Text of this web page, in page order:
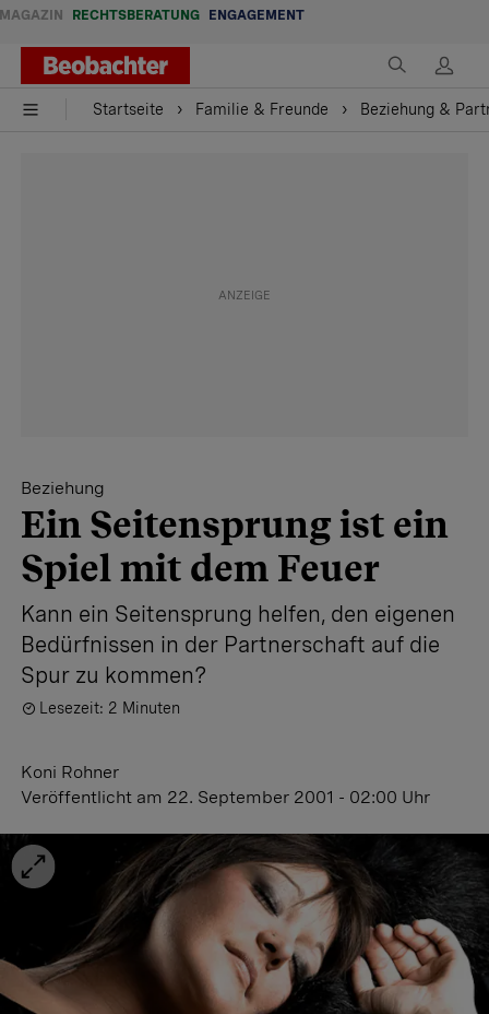
MAGAZIN RECHTSBERATUNG ENGAGEMENT
Startseite Familie & Freunde Beziehung &
Beziehung
Ein Seitensprung ist ein
Spiel mit dem Feuer
Kann ein Seitensprung helfen, den eigenen
Bedürfnissen in der Partnerschaft auf die
Spur zu kommen?
Lesezeit: 2 Minuten
Koni Rohner
Veröffentlicht am 22. September 2001 - 02:00 Uhr